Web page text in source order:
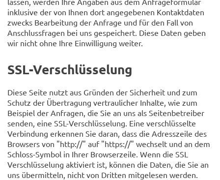
inklusive der von Ihnen dort angegebenen Kontaktdaten
zwecks Bearbeitung der Anfrage und für den Fall von
Anschlussfragen bei uns gespeichert. Diese Daten geben
wir nicht ohne Ihre Einwilligung weiter.
SSL-Verschlüsselung
Diese Seite nutzt aus Gründen der Sicherheit und zum
Schutz der Übertragung vertraulicher Inhalte, wie zum
Beispiel der Anfragen, die Sie an uns als Seitenbetreiber
senden, eine SSL-Verschlüsselung. Eine verschlüsselte
Verbindung erkennen Sie daran, dass die Adresszeile des
Browsers von "http://" auf "https://" wechselt und an dem
Schloss-Symbol in Ihrer Browserzeile. Wenn die SSL
Verschlüsselung aktiviert ist, können die Daten, die Sie an
uns übermitteln, nicht von Dritten mitgelesen werden.